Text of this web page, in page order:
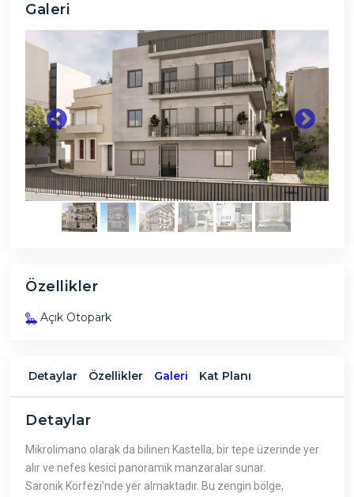
Galeri
Özellikler
Açık Otopark
Detaylar Özellikler Galeri Kat Planı
Detaylar
Mikrolimano olarak da bilinen Kastella, bir tepe üzerinde yer
alır ve nefes kesici panoramik manzaralar sunar.
Saronik Körfezi'nde yer almaktadır. Bu zengin bölge,